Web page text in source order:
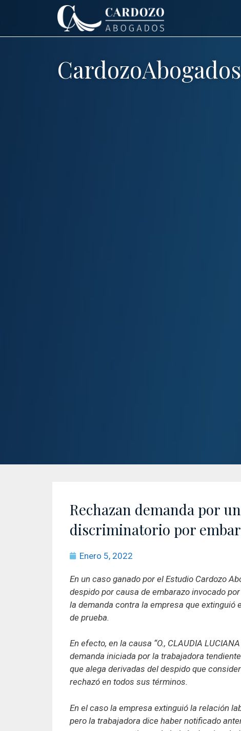
CardozoAbogados
Rechazan demanda por
discriminatorio por
Enero 5, 2022
En un caso ganado por el Estudio Cardozo
despido por causa de embarazo invocado
la demanda contra la empresa que
de prueba.
En efecto, en la causa “O., CLAUDIA
demanda iniciada por la trabajadora
que alega derivadas del despido que
rechazó en todos sus términos.
En el caso la empresa extinguió la relación
pero la trabajadora dice haber notificado